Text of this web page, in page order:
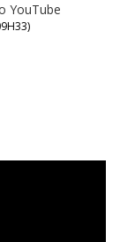
YouTube
)